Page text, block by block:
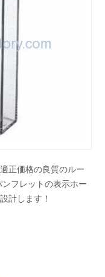
正価格の良質のルー
フレットの表示ホー
計します！